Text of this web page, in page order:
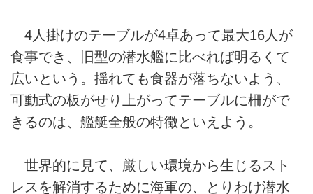
4人掛けのテーブルが4卓あって最大16人が
食事でき、旧型の潜水艦に比べれば明るくて
広いという。揺れても食器が落ちないよう、
可動式の板がせり上がってテーブルに柵がで
きるのは、艦艇全般の特徴といえよう。
世界的に見て、厳しい環境から生じるスト
レスを解消するために海軍の、とりわけ潜水